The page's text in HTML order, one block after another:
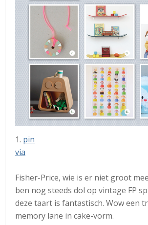
1. pin
via
Fisher-Price, wie is er niet groot
ben nog steeds dol op vintage FP
deze taart is fantastisch. Wow een
memory lane in cake-vorm.